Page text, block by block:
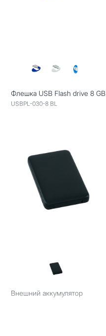
Флешка USB Flash drive 8 GB
USBPL-030-8 BL
Внешний аккумулятор